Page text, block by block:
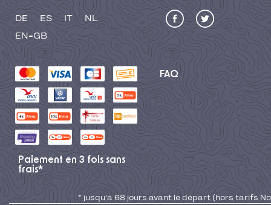
DE ES IT
NL
EN-GB
FAQ
Paiement en 3 fois sans
frais*
* jusqu'à 68 jours avant le départ (hors tarifs No